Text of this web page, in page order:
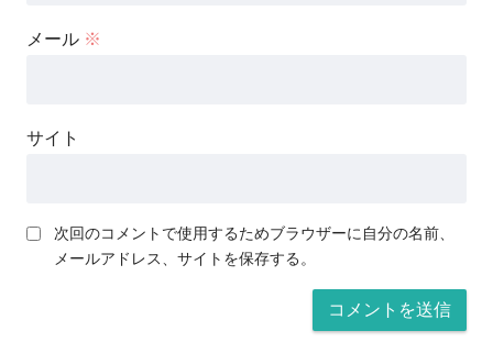
メール ※
サイト
次回のコメントで使用するためブラウザーに自分の名前、
メールアドレス、サイトを保存する。